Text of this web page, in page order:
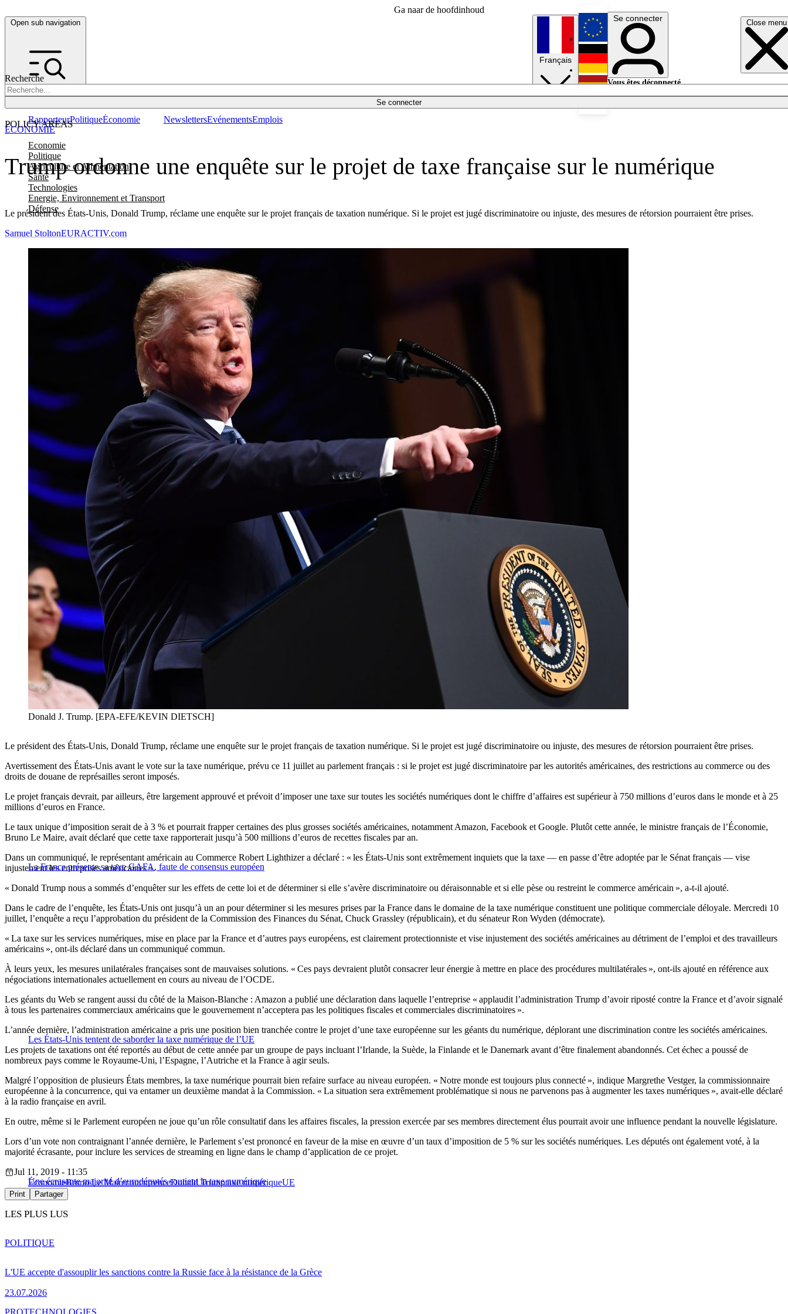
Ga naar de hoofdinhoud
Open sub navigation Close menu
Recherche
Se connecter
POLICY AREAS
Economie
Politique
Agriculture et Alimentation
Santé
Technologies
Energie, Environnement et Transport
Défense
RapporteurPolitiqueÉconomie NewslettersEvénementsEmplois
Français
English
Deutsch
Se connecter
Vous êtes déconnecté.
Trump ordonne une enquête sur le projet de taxe française sur le numérique
Le président des États-Unis, Donald Trump, réclame une enquête sur le projet français de taxation numérique. Si le projet est jugé discriminatoire ou injuste, des mesures de rétorsion pourraient être prises.
ÉCONOMIE
Samuel StoltonEURACTIV.com
Donald J. Trump. [EPA-EFE/KEVIN DIETSCH]
Le président des États-Unis, Donald Trump, réclame une enquête sur le projet français de taxation numérique. Si le projet est jugé discriminatoire ou injuste, des mesures de rétorsion pourraient être prises.
Avertissement des États-Unis avant le vote sur la taxe numérique, prévu ce 11 juillet au parlement français : si le projet est jugé discriminatoire par les autorités américaines, des restrictions au commerce ou des
droits de douane de représailles seront imposés.
Le projet français devrait, par ailleurs, être largement approuvé et prévoit d’imposer une taxe sur toutes les sociétés numériques dont le chiffre d’affaires est supérieur à 750 millions d’euros dans le monde et à 25
millions d’euros en France.
Le taux unique d’imposition serait de à 3 % et pourrait frapper certaines des plus grosses sociétés américaines, notamment Amazon, Facebook et Google. Plutôt cette année, le ministre français de l’Économie,
Bruno Le Maire, avait déclaré que cette taxe rapporterait jusqu’à 500 millions d’euros de recettes fiscales par an.
La France présente sa taxe GAFA, faute de consensus européen
Dans un communiqué, le représentant américain au Commerce Robert Lighthizer a déclaré : « les États-Unis sont extrêmement inquiets que la taxe — en passe d’être adoptée par le Sénat français — vise
injustement les entreprises américaines ».
« Donald Trump nous a sommés d’enquêter sur les effets de cette loi et de déterminer si elle s’avère discriminatoire ou déraisonnable et si elle pèse ou restreint le commerce américain », a-t-il ajouté.
Dans le cadre de l’enquête, les États-Unis ont jusqu’à un an pour déterminer si les mesures prises par la France dans le domaine de la taxe numérique constituent une politique commerciale déloyale. Mercredi 10
juillet, l’enquête a reçu l’approbation du président de la Commission des Finances du Sénat, Chuck Grassley (républicain), et du sénateur Ron Wyden (démocrate).
« La taxe sur les services numériques, mise en place par la France et d’autres pays européens, est clairement protectionniste et vise injustement des sociétés américaines au détriment de l’emploi et des travailleurs
américains », ont-ils déclaré dans un communiqué commun.
À leurs yeux, les mesures unilatérales françaises sont de mauvaises solutions. « Ces pays devraient plutôt consacrer leur énergie à mettre en place des procédures multilatérales », ont-ils ajouté en référence aux
négociations internationales actuellement en cours au niveau de l’OCDE.
Les géants du Web se rangent aussi du côté de la Maison-Blanche : Amazon a publié une déclaration dans laquelle l’entreprise « applaudit l’administration Trump d’avoir riposté contre la France et d’avoir signalé
à tous les partenaires commerciaux américains que le gouvernement n’acceptera pas les politiques fiscales et commerciales discriminatoires ».
Les États-Unis tentent de saborder la taxe numérique de l’UE
L’année dernière, l’administration américaine a pris une position bien tranchée contre le projet d’une taxe européenne sur les géants du numérique, déplorant une discrimination contre les sociétés américaines.
Les projets de taxations ont été reportés au début de cette année par un groupe de pays incluant l’Irlande, la Suède, la Finlande et le Danemark avant d’être finalement abandonnés. Cet échec a poussé de
nombreux pays comme le Royaume-Uni, l’Espagne, l’Autriche et la France à agir seuls.
Malgré l’opposition de plusieurs États membres, la taxe numérique pourrait bien refaire surface au niveau européen. « Notre monde est toujours plus connecté », indique Margrethe Vestger, la commissionnaire
européenne à la concurrence, qui va entamer un deuxième mandat à la Commission. « La situation sera extrêmement problématique si nous ne parvenons pas à augmenter les taxes numériques », avait-elle déclaré
à la radio française en avril.
En outre, même si le Parlement européen ne joue qu’un rôle consultatif dans les affaires fiscales, la pression exercée par ses membres directement élus pourrait avoir une influence pendant la nouvelle législature.
Lors d’un vote non contraignant l’année dernière, le Parlement s’est prononcé en faveur de la mise en œuvre d’un taux d’imposition de 5 % sur les sociétés numériques. Les députés ont également voté, à la
majorité écrasante, pour inclure les services de streaming en ligne dans le champ d’application de ce projet.
Une écrasante majorité d’eurodéputés soutient la taxe numérique
Jul 11, 2019 - 11:35
ÉconomieBruno Le MaireconcurrenceDonald Trumptaxe numériqueUE
Print Partager
LES PLUS LUS
L'UE accepte d'assouplir les sanctions contre la Russie face à la résistance de la Grèce
23.07.2026
POLITIQUE
PROTECHNOLOGIES